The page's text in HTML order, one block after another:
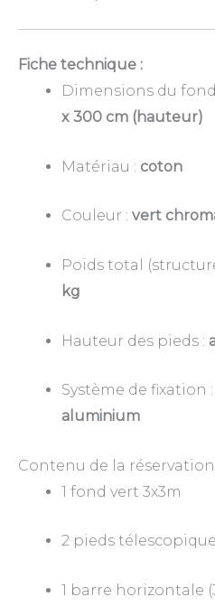
Fiche technique :
Dimensions du
x 300 cm (hauteur)
Matériau : coton
Couleur : vert
Poids total
kg
Hauteur des pieds :
Système de fixation :
aluminium
Contenu de la réservation
1 fond vert 3x3m
2 pieds
1 barre horizontale